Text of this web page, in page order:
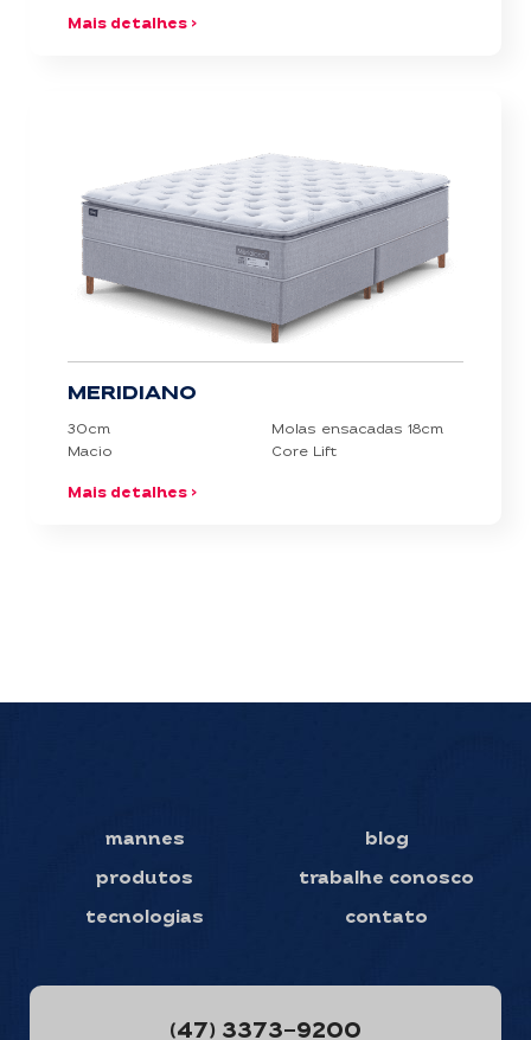
Mais detalhes >
MERIDIANO
30cm
Macio
Molas ensacadas 18cm
Core Lift
Mais detalhes >
mannes
produtos
tecnologias
blog
trabalhe conosco
contato
(47) 3373-9200